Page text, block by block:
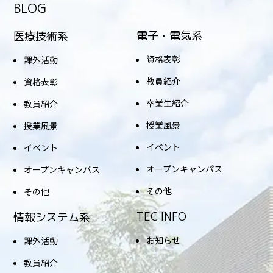
BLOG
医療技術系
課外活動
資格表彰
教員紹介
授業風景
イベント
オープンキャンパス
その他
情報システム系
課外活動
教員紹介
電子・電気系
資格表彰
教員紹介
卒業生紹介
授業風景
イベント
オープンキャンパス
その他
TEC INFO
お知らせ